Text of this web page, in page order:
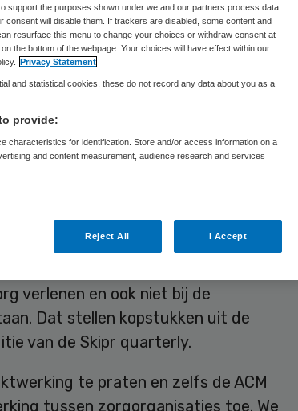
| Simon
Tijd voor
verlenen en ook niet bij de
Dat stellen kopstukken uit de
van de Skipr quarterly.
te praten en zelfs de ACM
tussen zorgorganisaties toe. We
support the purposes shown under we and our partners process data
consent will disable them. If trackers are disabled, some content and
resurface this menu to change your choices or withdraw consent at
the bottom of the webpage. Your choices will have effect within our
Privacy Statement
and statistical cookies, these do not record any data about you as a
provide:
characteristics for identification. Store and/or access information on a
and content measurement, audience research and services
Reject All I Accept